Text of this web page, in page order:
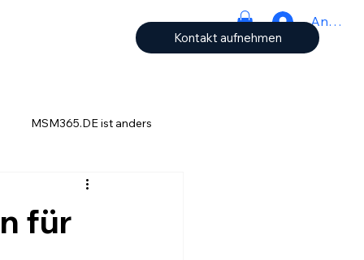
Kontakt aufnehmen
MSM365.DE ist anders
für